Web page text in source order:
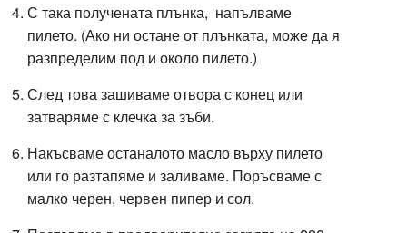
С така получената плънка, напълваме
пилето. (Ако ни остане от плънката, може да я
разпределим под и около пилето.)
След това зашиваме отвора с конец или
затваряме с клечка за зъби.
Накъсваме останалото масло върху пилето
или го разтапяме и заливаме. Поръсваме с
малко черен, червен пипер и сол.